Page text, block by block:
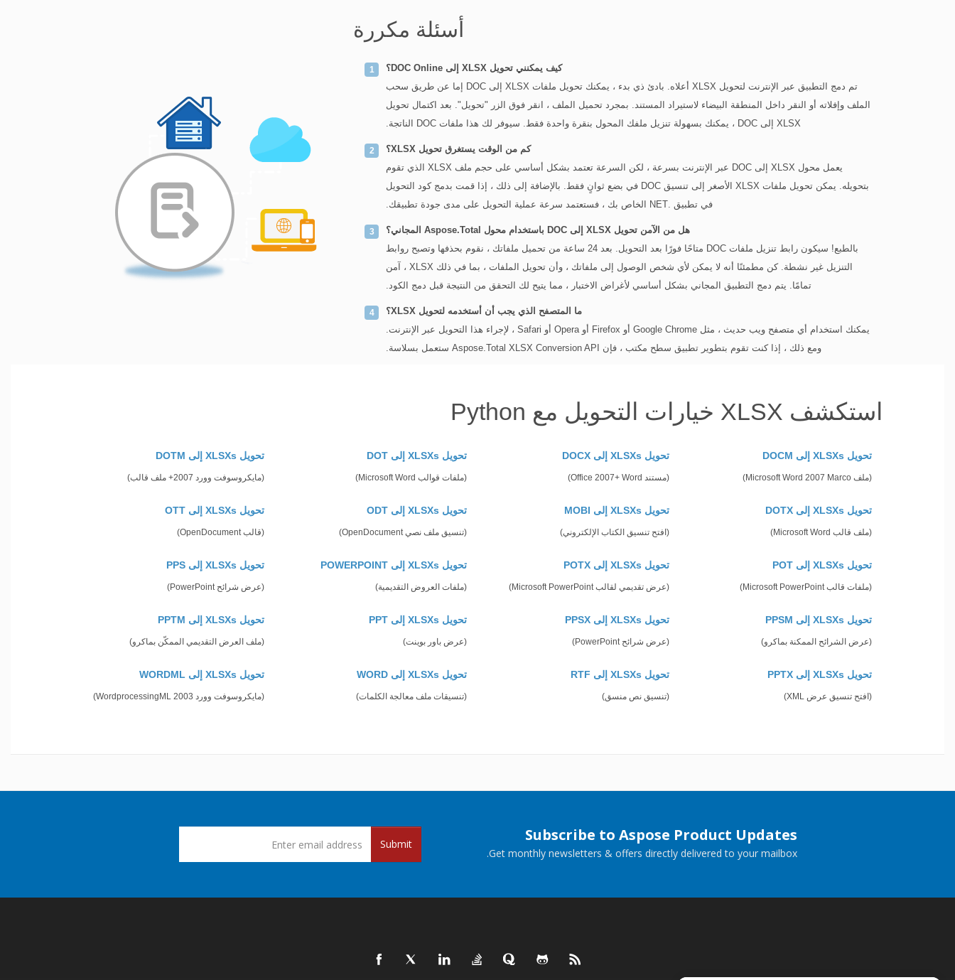
أسئلة مكررة
كيف يمكنني تحويل XLSX إلى DOC Online؟
تم دمج التطبيق عبر الإنترنت لتحويل XLSX أعلاه. بادئ ذي بدء ، يمكنك تحويل ملفات XLSX إلى DOC إما عن طريق سحب
الملف وإفلاته أو النقر داخل المنطقة البيضاء لاستيراد المستند. بمجرد تحميل الملف ، انقر فوق الزر "تحويل". بعد اكتمال تحويل
XLSX إلى DOC ، يمكنك بسهولة تنزيل ملفك المحول بنقرة واحدة فقط. سيوفر لك هذا ملفات DOC الناتجة.
كم من الوقت يستغرق تحويل XLSX؟
يعمل محول XLSX إلى DOC عبر الإنترنت بسرعة ، لكن السرعة تعتمد بشكل أساسي على حجم ملف XLSX الذي تقوم
بتحويله. يمكن تحويل ملفات XLSX الأصغر إلى تنسيق DOC في بضع ثوانٍ فقط. بالإضافة إلى ذلك ، إذا قمت بدمج كود التحويل
في تطبيق .NET الخاص بك ، فستعتمد سرعة عملية التحويل على مدى جودة تطبيقك.
هل من الآمن تحويل XLSX إلى DOC باستخدام محول Aspose.Total المجاني؟
بالطبع! سيكون رابط تنزيل ملفات DOC متاحًا فورًا بعد التحويل. بعد 24 ساعة من تحميل ملفاتك ، نقوم بحذفها وتصبح روابط
التنزيل غير نشطة. كن مطمئنًا أنه لا يمكن لأي شخص الوصول إلى ملفاتك ، وأن تحويل الملفات ، بما في ذلك XLSX ، آمن
تمامًا. يتم دمج التطبيق المجاني بشكل أساسي لأغراض الاختبار ، مما يتيح لك التحقق من النتيجة قبل دمج الكود.
ما المتصفح الذي يجب أن أستخدمه لتحويل XLSX؟
يمكنك استخدام أي متصفح ويب حديث ، مثل Google Chrome أو Firefox أو Opera أو Safari ، لإجراء هذا التحويل عبر الإنترنت.
ومع ذلك ، إذا كنت تقوم بتطوير تطبيق سطح مكتب ، فإن Aspose.Total XLSX Conversion API ستعمل بسلاسة.
استكشف XLSX خيارات التحويل مع Python
تحويل XLSXs إلى DOCM
(ملف Microsoft Word 2007 Marco)
تحويل XLSXs إلى DOCX
(مستند Office 2007+ Word)
تحويل XLSXs إلى DOT
(ملفات قوالب Microsoft Word)
تحويل XLSXs إلى DOTM
(مايكروسوفت وورد 2007+ ملف قالب)
تحويل XLSXs إلى DOTX
(ملف قالب Microsoft Word)
تحويل XLSXs إلى MOBI
(افتح تنسيق الكتاب الإلكتروني)
تحويل XLSXs إلى ODT
(تنسيق ملف نصي OpenDocument)
تحويل XLSXs إلى OTT
(قالب OpenDocument)
تحويل XLSXs إلى POT
(ملفات قالب Microsoft PowerPoint)
تحويل XLSXs إلى POTX
(عرض تقديمي لقالب Microsoft PowerPoint)
تحويل XLSXs إلى POWERPOINT
(ملفات العروض التقديمية)
تحويل XLSXs إلى PPS
(عرض شرائح PowerPoint)
تحويل XLSXs إلى PPSM
(عرض الشرائح الممكنة بماكرو)
تحويل XLSXs إلى PPSX
(عرض شرائح PowerPoint)
تحويل XLSXs إلى PPT
(عرض باور بوينت)
تحويل XLSXs إلى PPTM
(ملف العرض التقديمي الممكّن بماكرو)
تحويل XLSXs إلى PPTX
(افتح تنسيق عرض XML)
تحويل XLSXs إلى RTF
(تنسيق نص منسق)
تحويل XLSXs إلى WORD
(تنسيقات ملف معالجة الكلمات)
تحويل XLSXs إلى WORDML
(مايكروسوفت وورد 2003 WordprocessingML)
Subscribe to Aspose Product Updates
Get monthly newsletters & offers directly delivered to your mailbox.
Submit